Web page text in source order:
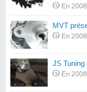
En 2008
MVT
En 2008
JS
En 2008